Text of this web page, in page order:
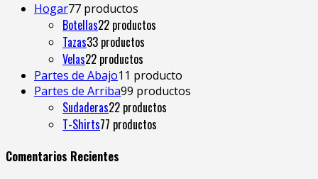
Hogar77 productos
Botellas22 productos
Tazas33 productos
Velas22 productos
Partes de Abajo1 1 producto
Partes de Arriba99 productos
Sudaderas22 productos
T-Shirts77 productos
Comentarios Recientes